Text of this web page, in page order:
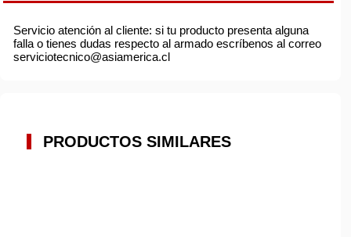
Servicio atención al cliente: si tu producto presenta alguna
falla o tienes dudas respecto al armado escríbenos al correo
serviciotecnico@asiamerica.cl
PRODUCTOS SIMILARES